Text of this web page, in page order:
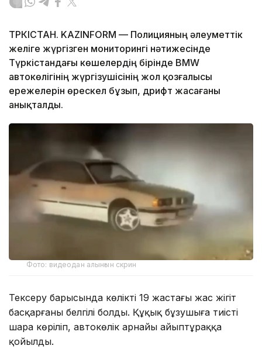
ТҮРКІСТАН. KAZINFORM — Полицияның әлеуметтік
желіге жүргізген мониторингі нәтижесінде
Түркістандағы көшелердің бірінде BMW
автокөлігінің жүргізушісінің жол қозғалысы
ережелерін өрескел бұзып, дрифт жасағаны
анықталды.
Фото: видеодан алынғын скрин
Тексеру барысында көлікті 19 жастағы жас жігіт
басқарғаны белгілі болды. Құқық бұзушыға тиісті
шара көріліп, автокөлік арнайы айыптұраққа
қойылды.